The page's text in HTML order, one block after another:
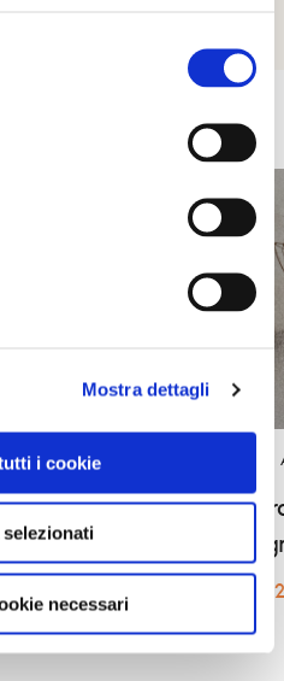
Mostra dettagli
i cookie
necessari
2026
2026
Visite
7